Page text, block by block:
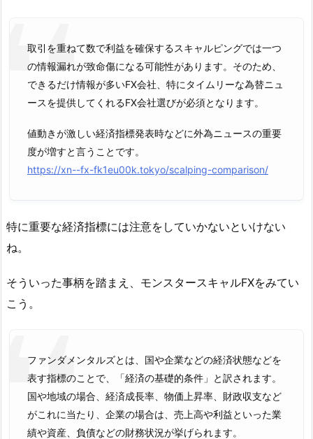
取引を重ねて数で利益を確保するスキャルピングでは一つ
の情報漏れが致命傷になる可能性があります。そのため、
できるだけ情報が多いFX会社 、特にタイムリーな為替ニュ
ースを提供してくれるFX会社選びが必須となります。
値動きが激しい経済指標発表時などに外為ニュースの重要
度が増すと言うことです。
https://xn--fx-fk1eu00k.tokyo/scalping-comparison/
特に重要な経済指標には注意をしていかないといけない
ね。
そういった事柄を踏まえ、モンスタースキャルFXをみてい
こう。
ファンダメンタルズとは、国や企業などの経済状態などを
表す指標のことで、「経済の基礎的条件」と訳されます。
国や地域の場合、経済成長率、物価上昇率、財政収支など
がこれに当たり、企業の場合は、売上高や利益といった業
績や資産、負債などの財務状況が挙げられます。